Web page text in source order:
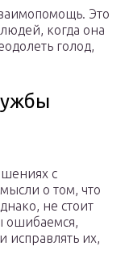
Это
когда она
голод,
с
о том, что
не стоит
ошибаемся,
исправлять их,